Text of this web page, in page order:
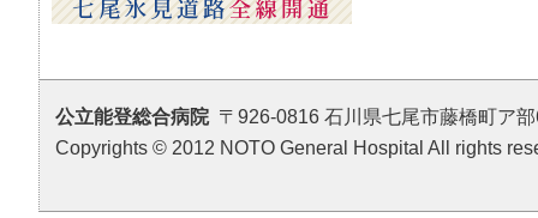
公立能登総合病院〒926-0816 石川県七尾市藤橋町ア
Copyrights © 2012 NOTO General Hospital All rights